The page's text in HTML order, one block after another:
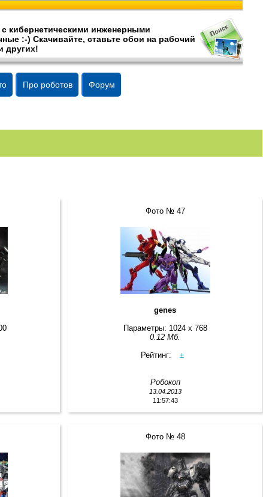
кибернетическими инженерными
:-) Скачивайте, ставьте обои на рабочий
других!
Про роботов Форум
Фото № 47
genes
Параметры: 1024 x 768
0.12 Мб.
Рейтинг:
±
Робокоп
13.04.2013
11:57:43
Фото № 48